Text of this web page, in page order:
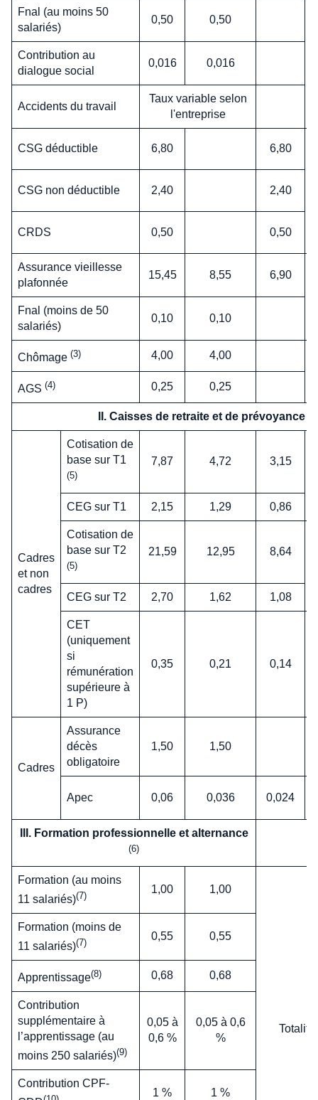
Fnal (au moins 50
salariés)
0,50 0,50
Contribution au
dialogue social
0,016 0,016
Accidents du travail
Taux variable selon
l'entreprise
CSG déductible 6,80 6,80
CSG non déductible 2,40 2,40
CRDS 0,50 0,50
Assurance vieillesse
plafonnée
15,45 8,55
6,90
Fnal (moins de 50
salariés)
0,10 0,10
Chômage (3) 4,00 4,00
AGS (4) 0,25 0,25
II. Caisses de retraite et de prévoyance
Cadres
et non
cadres
Cotisation de
base sur T1
(5)
7,87 4,72 3,15
CEG sur T1 2,15 1,29 0,86
Cotisation de
base sur T2
(5)
21,59 12,95 8,64
CEG sur T2 2,70 1,62 1,08
CET
(uniquement
si
rémunération
supérieure à
1 P)
0,35 0,21 0,14
Cadres
Assurance
décès
obligatoire
1,50 1,50
Apec 0,06 0,036 0,024
III. Formation professionnelle et alternance
(6)
Formation (au moins
11 salariés)(7)
1,00 1,00
Formation (moins de
11 salariés)(7)
0,55 0,55
Apprentissage(8) 0,68 0,68
Contribution
supplémentaire à
l’apprentissage (au
moins 250 salariés)(9)
0,05 à
0,6 %
0,05 à 0,6
%
Contribution CPF-
1 % 1 %